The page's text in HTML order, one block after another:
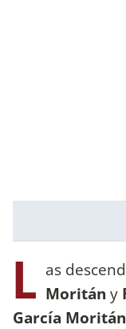
L as
Moritán y
García Moritán